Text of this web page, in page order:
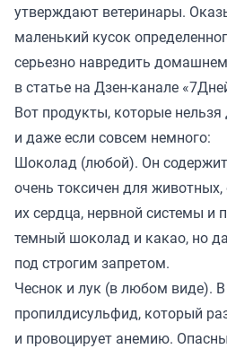
утверждают ветеринары.
маленький кусок
серьезно навредить
в статье на Дзен-канале «
Вот продукты, которые
и даже если совсем немного:
Шоколад (любой). Он
очень токсичен для животных,
их сердца, нервной системы и
темный шоколад и какао, но
под строгим запретом.
Чеснок и лук (в любом виде). В
пропилдисульфид, который
и провоцирует анемию.